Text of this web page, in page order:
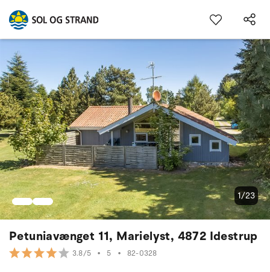
Petuniavænget 11, Marielyst, 4872 Idestrup
3.8/5 • 5 • 82-0328
1/23